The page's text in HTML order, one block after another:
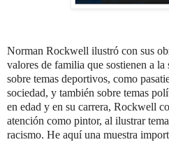
Norman Rockwell ilustró con sus
valores de familia que sostienen a la
sobre temas deportivos, como
sociedad, y también sobre temas
en edad y en su carrera, Rockwell
atención como pintor, al ilustrar
racismo. He aquí una muestra